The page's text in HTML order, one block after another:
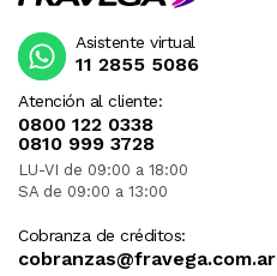
Atención al cliente:
0800 122 0338
0810 999 3728
LU-VI de 09:00 a 18:00
SA de 09:00 a 13:00
Cobranza de créditos:
cobranzas@fravega.com.ar
Asistente virtual
11 2855 5086